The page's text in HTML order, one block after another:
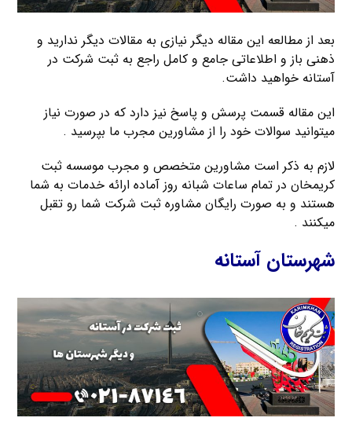
بعد از مطالعه این مقاله دیگر نیازی به مقالات دیگر ندارید و
ذهنی باز و اطلاعاتی جامع و کامل راجع به ثبت شرکت در
آستانه خواهید داشت.
این مقاله قسمت پرسش و پاسخ نیز دارد که در صورت نیاز
میتوانید سوالات خود را از مشاورین مجرب ما بپرسید .
لازم به ذکر است مشاورین متخصص و مجرب موسسه ثبت
کریمخان در تمام ساعات شبانه روز آماده ارائه خدمات به شما
هستند و به صورت رایگان مشاوره ثبت شرکت شما رو تقبل
میکنند .
شهرستان آستانه